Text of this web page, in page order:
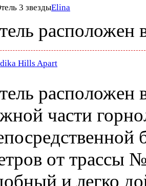
Elina
расположен
Hills Apart
расположен
части
от трассы
и легко